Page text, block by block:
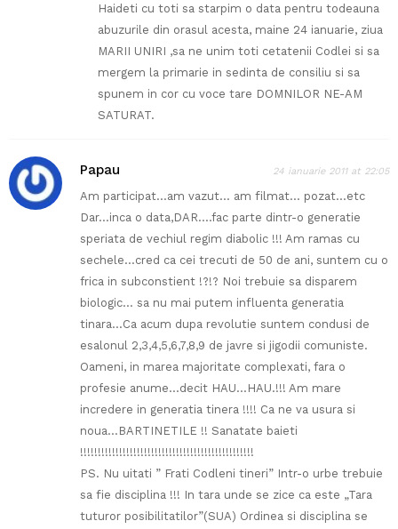
Haideti cu toti sa starpim o data pentru todeauna
abuzurile din orasul acesta, maine 24 ianuarie, ziua
MARII UNIRI ,sa ne unim toti cetatenii Codlei si sa
mergem la primarie in sedinta de consiliu si sa
spunem in cor cu voce tare DOMNILOR NE-AM
SATURAT.
Papau 24 ianuarie 2011 at 22:05
Am participat…am vazut… am filmat… pozat…etc
Dar…inca o data,DAR….fac parte dintr-o generatie
speriata de vechiul regim diabolic !!! Am ramas cu
sechele…cred ca cei trecuti de 50 de ani, suntem cu o
frica in subconstient !?!? Noi trebuie sa disparem
biologic… sa nu mai putem influenta generatia
tinara…Ca acum dupa revolutie suntem condusi de
esalonul 2,3,4,5,6,7,8,9 de javre si jigodii comuniste.
Oameni, in marea majoritate complexati, fara o
profesie anume…decit HAU…HAU.!!! Am mare
incredere in generatia tinera !!!! Ca ne va usura si
noua…BARTINETILE !! Sanatate baieti
!!!!!!!!!!!!!!!!!!!!!!!!!!!!!!!!!!!!!!!!!!!!!!!!!
PS. Nu uitati ” Frati Codleni tineri” Intr-o urbe trebuie
sa fie disciplina !!! In tara unde se zice ca este „Tara
tuturor posibilitatilor”(SUA) Ordinea si disciplina se